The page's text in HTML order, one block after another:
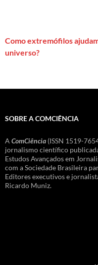
Como extremófilos
universo?
SOBRE A COMCIÊNCIA
A ComCiência (ISSN 1519-
jornalismo científico
Estudos Avançados em
com a Sociedade Brasileira
Editores executivos e
Ricardo Muniz.